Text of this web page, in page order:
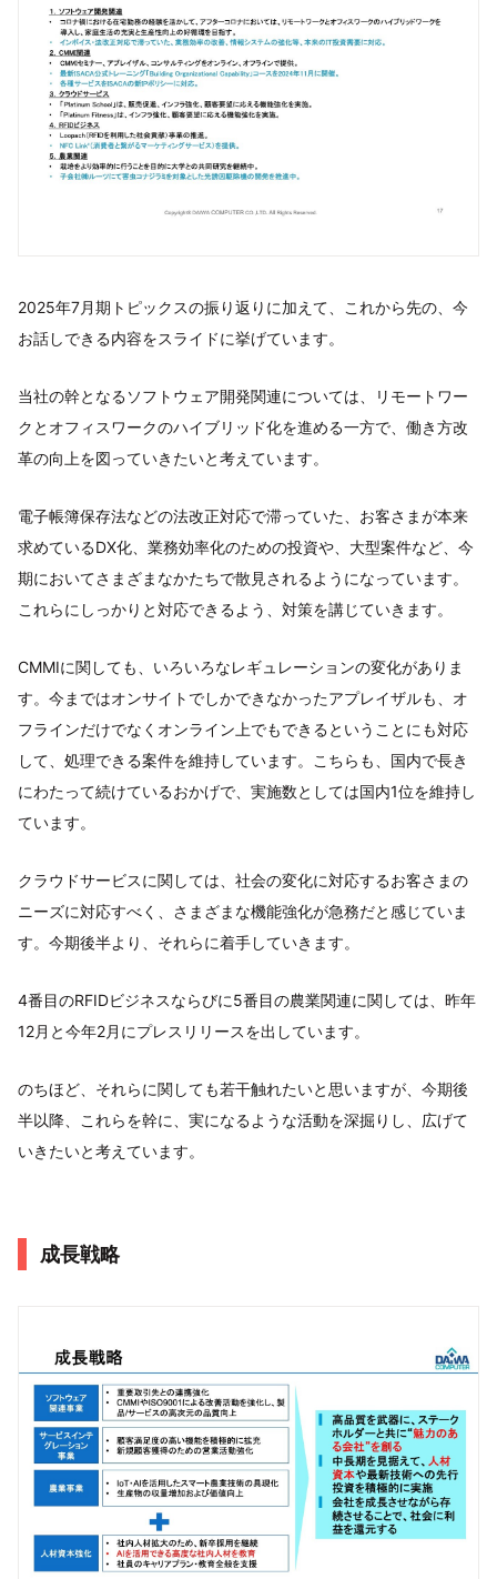
2025年7月期トピックスの振り返りに加えて、これから先の、今
お話しできる内容をスライドに挙げています。
当社の幹となるソフトウェア開発関連については、リモートワー
クとオフィスワークのハイブリッド化を進める一方で、働き方改
革の向上を図っていきたいと考えています。
電子帳簿保存法などの法改正対応で滞っていた、お客さまが本来
求めているDX化、業務効率化のための投資や、大型案件など、今
期においてさまざまなかたちで散見されるようになっています。
これらにしっかりと対応できるよう、対策を講じていきます。
CMMIに関しても、いろいろなレギュレーションの変化がありま
す。今まではオンサイトでしかできなかったアプレイザルも、オ
フラインだけでなくオンライン上でもできるということにも対応
して、処理できる案件を維持しています。こちらも、国内で長き
にわたって続けているおかげで、実施数としては国内1位を維持し
ています。
クラウドサービスに関しては、社会の変化に対応するお客さまの
ニーズに対応すべく、さまざまな機能強化が急務だと感じていま
す。今期後半より、それらに着手していきます。
4番目のRFIDビジネスならびに5番目の農業関連に関しては、昨年
12月と今年2月にプレスリリースを出しています。
のちほど、それらに関しても若干触れたいと思いますが、今期後
半以降、これらを幹に、実になるような活動を深掘りし、広げて
いきたいと考えています。
成長戦略